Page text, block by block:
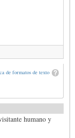
de formatos de texto
humano y